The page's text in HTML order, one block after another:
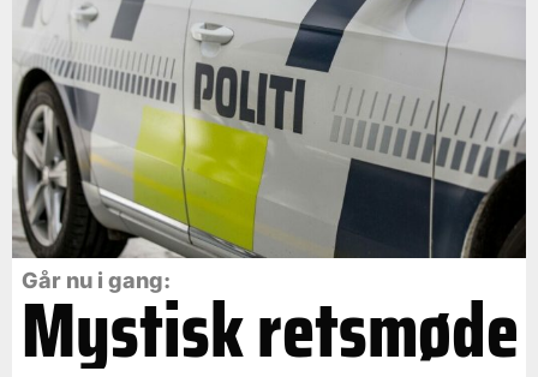
Går nu i gang:
Mystisk retsmøde